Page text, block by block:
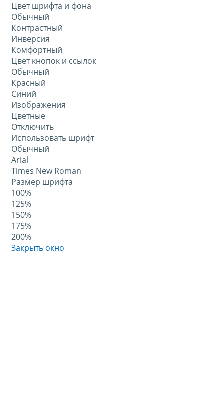
Цвет шрифта и фона
Обычный
Контрастный
Инверсия
Комфортный
Цвет кнопок и ссылок
Обычный
Красный
Синий
Изображения
Цветные
Отключить
Использовать шрифт
Обычный
Arial
Times New Roman
Размер шрифта
100%
125%
150%
175%
200%
Закрыть окно